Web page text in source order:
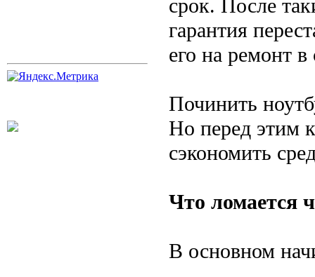
срок. После
гарантия
его на ремонт
Починить
Но перед этим
сэкономить
Что ломается
В основном